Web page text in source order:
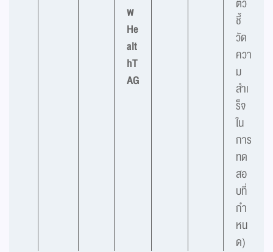
พ
He
alt
hT
AG
ตัว
ชี้
วัด
ควา
ม
สำเ
ร็จ
ใน
การ
ทด
สอ
บที่
กำ
หน
ด)